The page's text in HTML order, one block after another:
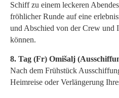
Schiff zu einem leckeren
fröhlicher Runde auf eine
und Abschied von der Crew und
können.
8. Tag (Fr) Omišalj
Nach dem Frühstück
Heimreise oder Verlängerung